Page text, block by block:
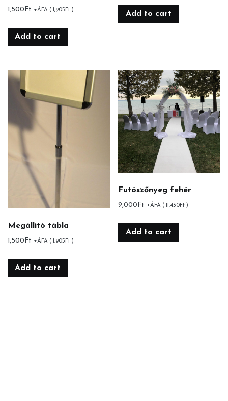
1,500 Ft +ÁFA ( 1,905Ft )
Add to cart
Add to cart
Megállító tábla
1,500 Ft +ÁFA ( 1,905 Ft )
Add to cart
Futószőnyeg fehér
9,000 Ft +ÁFA ( 11,430Ft )
Add to cart